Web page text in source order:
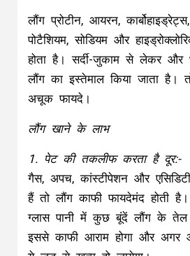
ग्लास पानी में कुछ बूंदें लौंग के तेल
इससे काफी आराम होगा और अगर
ये जड़ से ख़त्म हो जायेगा।
2. चेहरे के दाग-धब्‍बे दूर करे:-
होता। इतना ही नहीं अगर आपका
लिए भी लौंग काम आएगा। इसके
किसी फेसपैक या फिर बेसन और
लगाया जा सकता है। मगर सिर्फ
चेहरे पर नहीं लगाना चाहिए क्योंकि
3. रूखे बालों को बनाए सिल्‍की:-